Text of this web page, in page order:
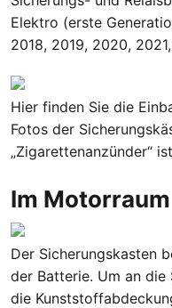
Elektro (erste
2018, 2019, 2020,
Hier finden Sie die
Fotos der
„Zigarettenanzünder“
Im Motorraum
Der Sicherungskasten
der Batterie. Um an die
die